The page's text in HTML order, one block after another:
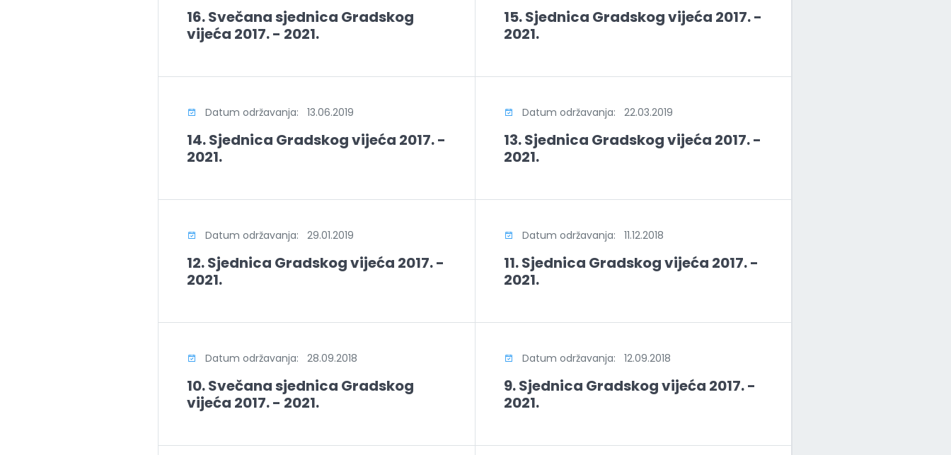
16. Svečana sjednica Gradskog
vijeća 2017. - 2021.
15. Sjednica Gradskog vijeća 2017. -
2021.
Datum održavanja: 13.06.2019
14. Sjednica Gradskog vijeća 2017. -
2021.
Datum održavanja: 22.03.2019
13. Sjednica Gradskog vijeća 2017. -
2021.
Datum održavanja: 29.01.2019
12. Sjednica Gradskog vijeća 2017. -
2021.
Datum održavanja: 11.12.2018
11. Sjednica Gradskog vijeća 2017. -
2021.
Datum održavanja: 28.09.2018
10. Svečana sjednica Gradskog
vijeća 2017. - 2021.
Datum održavanja: 12.09.2018
9. Sjednica Gradskog vijeća 2017. -
2021.